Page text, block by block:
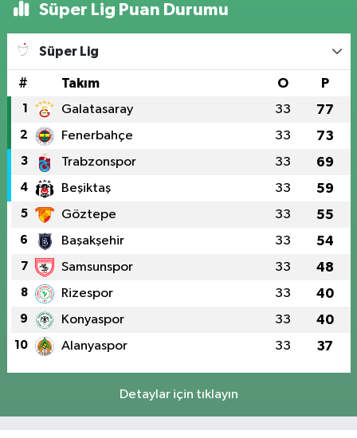
Süper Lig Puan Durumu
Süper Lig
# Takım O P
1 Galatasaray 33 77
2 Fenerbahçe 33 73
3 Trabzonspor 33 69
4 Beşiktaş 33 59
5 Göztepe 33 55
6 Başakşehir 33 54
7 Samsunspor 33 48
8 Rizespor 33 40
9 Konyaspor 33 40
10 Alanyaspor 33 37
Detaylar için tıklayın